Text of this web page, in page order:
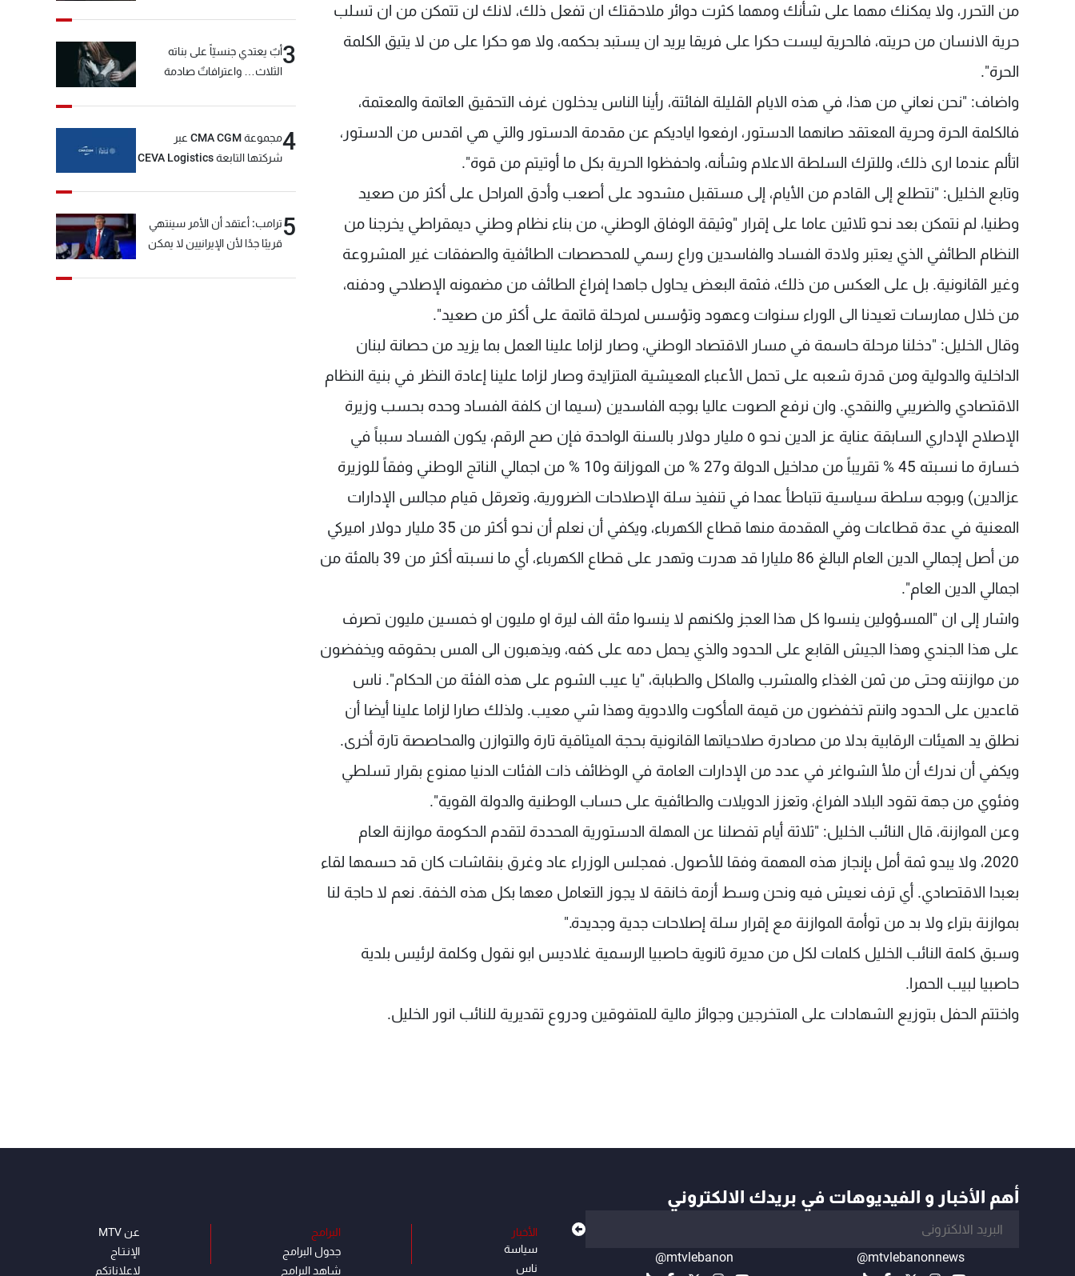
من التحرر، ولا يمكنك مهما على شأنك ومهما كثرت دوائر ملاحقتك ان تفعل ذلك، لانك لن تتمكن من ان تسلب
حرية الانسان من حريته، فالحرية ليست حكرا على فريقا يريد ان يستبد بحكمه، ولا هو حكرا على من لا يتيق الكلمة
الحرة".
واضاف: "نحن نعاني من هذا، في هذه الايام القليلة الفائتة، رأينا الناس يدخلون غرف التحقيق العاتمة والمعتمة،
فالكلمة الحرة وحرية المعتقد صانهما الدستور، ارفعوا اياديكم عن مقدمة الدستور والتي هي اقدس من الدستور،
اتألم عندما ارى ذلك، وللترك السلطة الاعلام وشأنه، واحفظوا الحرية بكل ما أوتيتم من قوة".
وتابع الخليل: "نتطلع إلى القادم من الأيام، إلى مستقبل مشدود على أصعب وأدق المراحل على أكثر من صعيد
وطنيا، لم نتمكن بعد نحو ثلاثين عاما على إقرار "وثيقة الوفاق الوطني، من بناء نظام وطني ديمقراطي يخرجنا من
النظام الطائفي الذي يعتبر ولادة الفساد والفاسدين وراع رسمي للمحصصات الطائفية والصفقات غير المشروعة
وغير القانونية. بل على العكس من ذلك، فثمة البعض يحاول جاهدا إفراغ الطائف من مضمونه الإصلاحي ودفنه،
من خلال ممارسات تعيدنا الى الوراء سنوات وعهود وتؤسس لمرحلة قاتمة على أكثر من صعيد".
وقال الخليل: "دخلنا مرحلة حاسمة في مسار الاقتصاد الوطني، وصار لزاما علينا العمل بما يزيد من حصانة لبنان
الداخلية والدولية ومن قدرة شعبه على تحمل الأعباء المعيشية المتزايدة وصار لزاما علينا إعادة النظر في بنية النظام
الاقتصادي والضريبي والنقدي. وان نرفع الصوت عاليا بوجه الفاسدين (سيما ان كلفة الفساد وحده بحسب وزيرة
الإصلاح الإداري السابقة عناية عز الدين نحو ٥ مليار دولار بالسنة الواحدة فإن صح الرقم، يكون الفساد سبباً في
خسارة ما نسبته 45 % تقريباً من مداخيل الدولة و27 % من الموزانة و10 % من اجمالي الناتج الوطني وفقاً للوزيرة
عزالدين) وبوجه سلطة سياسية تتباطأ عمدا في تنفيذ سلة الإصلاحات الضرورية، وتعرقل قيام مجالس الإدارات
المعنية في عدة قطاعات وفي المقدمة منها قطاع الكهرباء، ويكفي أن نعلم أن نحو أكثر من 35 مليار دولار اميركي
من أصل إجمالي الدين العام البالغ 86 مليارا قد هدرت وتهدر على قطاع الكهرباء، أي ما نسبته أكثر من 39 بالمئة من
اجمالي الدين العام".
واشار إلى ان "المسؤولين ينسوا كل هذا العجز ولكنهم لا ينسوا مئة الف ليرة او مليون او خمسين مليون تصرف
على هذا الجندي وهذا الجيش القابع على الحدود والذي يحمل دمه على كفه، ويذهبون الى المس بحقوقه ويخفضون
من موازنته وحتى من ثمن الغذاء والمشرب والماكل والطبابة، "يا عيب الشوم على هذه الفئة من الحكام". ناس
قاعدين على الحدود وانتم تخفضون من قيمة المأكوت والادوية وهذا شي معيب. ولذلك صارا لزاما علينا أيضا أن
نطلق يد الهيئات الرقابية بدلا من مصادرة صلاحياتها القانونية بحجة الميثاقية تارة والتوازن والمحاصصة تارة أخرى.
ويكفي أن ندرك أن ملأ الشواغر في عدد من الإدارات العامة في الوظائف ذات الفئات الدنيا ممنوع بقرار تسلطي
وفئوي من جهة تقود البلاد الفراغ، وتعزز الدويلات والطائفية على حساب الوطنية والدولة القوية".
وعن الموازنة، قال النائب الخليل: "ثلاثة أيام تفصلنا عن المهلة الدستورية المحددة لتقدم الحكومة موازنة العام
2020، ولا يبدو ثمة أمل بإنجاز هذه المهمة وفقا للأصول. فمجلس الوزراء عاد وغرق بنقاشات كان قد حسمها لقاء
بعبدا الاقتصادي. أي ترف نعيش فيه ونحن وسط أزمة خانقة لا يجوز التعامل معها بكل هذه الخفة. نعم لا حاجة لنا
بموازنة بتراء ولا بد من توأمة الموازنة مع إقرار سلة إصلاحات جدية وجديدة."
وسبق كلمة النائب الخليل كلمات لكل من مديرة ثانوية حاصبيا الرسمية غلاديس ابو نقول وكلمة لرئيس بلدية
حاصبيا لبيب الحمرا.
واختتم الحفل بتوزيع الشهادات على المتخرجين وجوائز مالية للمتفوقين ودروع تقديرية للنائب انور الخليل.
3أبٌ يعتدي جنسيّاً على بناته
الثلاث… واعترافاتٌ صادمة
4
مجموعة CMA CGM عبر
شركتها التابعة CEVA Logistics
5ترامب: أعتقد أن الأمر سينتهي
قريبًا جدًا لأن الإيرانيين لا يمكن
أهم الأخبار و الفيديوهات في بريدك الالكتروني
@mtvlebanonnews
@mtvlebanon
الأخبار
سياسة
ناس
البرامج
جدول البرامج
شاهد البرامج
عن MTV
الإنـتـاج
لاعلاناتكم